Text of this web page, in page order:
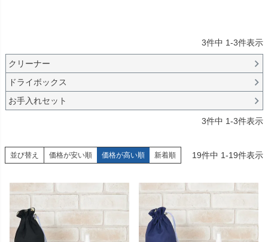
3件中 1-3件表示
クリーナー
ドライボックス
お手入れセット
3件中 1-3件表示
並び替え 価格が安い順 価格が高い順 新着順 19件中 1-19件表示